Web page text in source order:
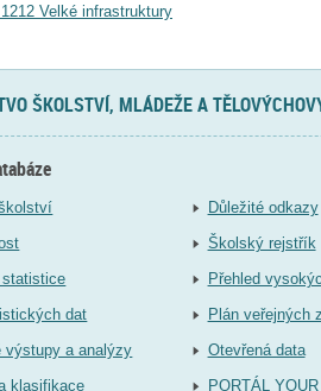
Velké infrastruktury
ŠKOLSTVÍ, MLÁDEŽE A
dat
výstupy a analýzy
klasifikace
Důležité odkazy
Školský rejstřík
Přehled
Plán veřejných
Otevřená data
PORTÁL